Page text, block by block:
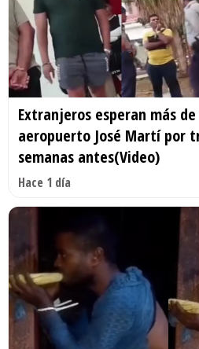
Extranjeros esperan más
aeropuerto José Martí por
semanas antes(Video)
Hace 1 día